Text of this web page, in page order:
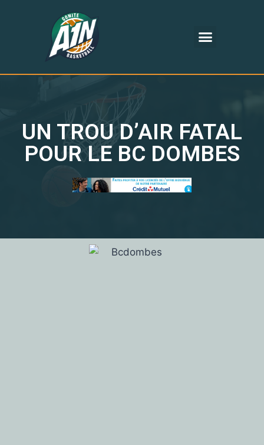
UN TROU D’AIR FATAL
POUR LE BC DOMBES